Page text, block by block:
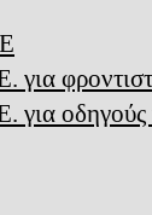
για